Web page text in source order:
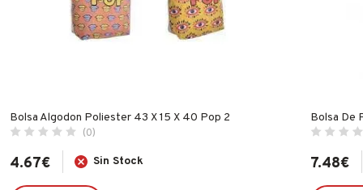
Bolsa Algodon Poliester 43 X 15 X 40 Pop 2
(0)
4.67€ Sin Stock
Bolsa De
7.48€